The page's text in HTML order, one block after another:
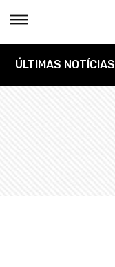
ÚLTIMAS NOTÍCIAS